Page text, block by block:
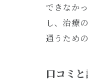
できなか
し、治療
通うため
口コミ